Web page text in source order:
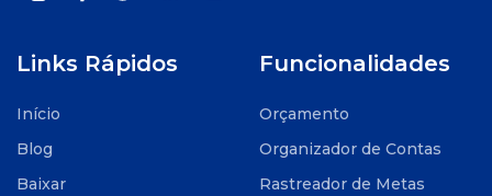
Links Rápidos
Início
Blog
Baixar
Funcionalidades
Orçamento
Organizador de Contas
Rastreador de Metas